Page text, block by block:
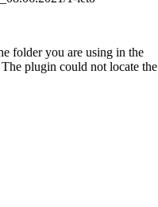
folder you are using in the
plugin could not locate the